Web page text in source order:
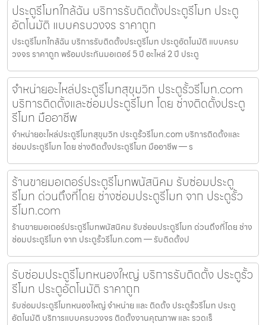
ประตูรีโมทใกล้ฉัน บริการรับติดตั้งประตูรีโมท ประตู
อัตโนมัติ แบบครบวงจร ราคาถูก
ประตูรีโมทใกล้ฉัน บริการรับติดตั้งประตูรีโมท ประตูอัตโนมัติ แบบครบ
วงจร ราคาถูก พร้อมประกันมอเตอร์ 5 ปี อะไหล่ 2 ปี ประตู
จำหน่ายอะไหล่ประตูรีโมทสุขุมวิท ประตูรั้วรีโมท.com
บริการติดตั้งและซ่อมประตูรีโมท โดย ช่างติดตั้งประตู
รีโมท มืออาชีพ
จำหน่ายอะไหล่ประตูรีโมทสุขุมวิท ประตูรั้วรีโมท.com บริการติดตั้งและ
ซ่อมประตูรีโมท โดย ช่างติดตั้งประตูรีโมท มืออาชีพ — ร
ร้านขายมอเตอร์ประตูรีโมทพนัสนิคม รับซ่อมประตู
รีโมท ด่วนถึงที่โดย ช่างซ่อมประตูรีโมท จาก ประตูรั้ว
รีโมท.com
ร้านขายมอเตอร์ประตูรีโมทพนัสนิคม รับซ่อมประตูรีโมท ด่วนถึงที่โดย ช่าง
ซ่อมประตูรีโมท จาก ประตูรั้วรีโมท.com — รับติดตั้งป
รับซ่อมประตูรีโมทหนองใหญ่ บริการรับติดตั้ง ประตูรั้ว
รีโมท ประตูอัตโนมัติ ราคาถูก
รับซ่อมประตูรีโมทหนองใหญ่ จำหน่าย และ ติดตั้ง ประตูรั้วรีโมท ประตู
อัตโนมัติ บริการแบบครบวงจร ติดตั้งงานคุณภาพ และ รวดเร็